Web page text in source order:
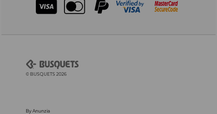
© BUSQUETS 2026
By Anunzia